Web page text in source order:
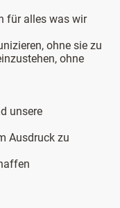
für alles was wir
ohne sie zu
ohne
unsere
Ausdruck zu